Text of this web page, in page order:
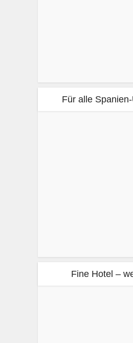
Für alle
Fine Hotel –